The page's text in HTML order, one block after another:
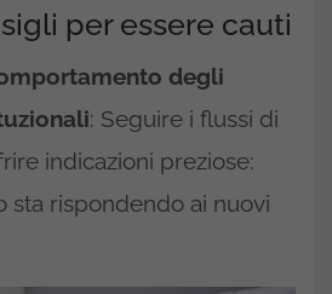
per essere cauti
degli
: Seguire i flussi di
indicazioni preziose:
sta rispondendo ai nuovi